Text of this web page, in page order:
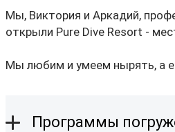
Мы, Виктория и Аркадий,
открыли Pure Dive Resort -
Мы любим и умеем нырять, а
Программы